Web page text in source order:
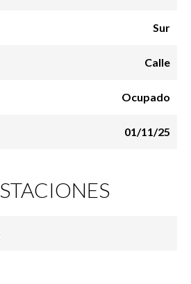
Sur
Calle
Ocupado
01/11/25